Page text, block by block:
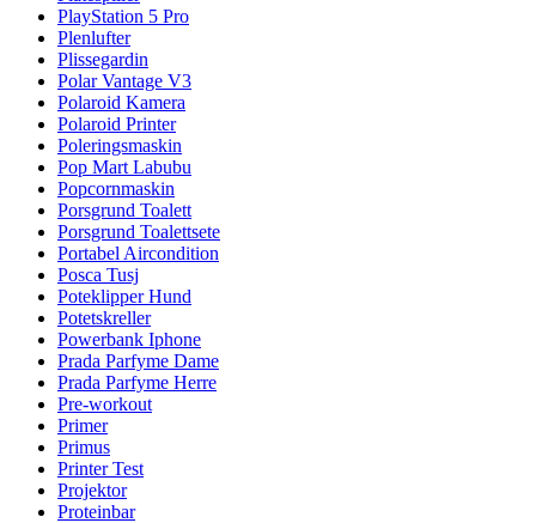
PlayStation 5 Pro
Plenlufter
Plissegardin
Polar Vantage V3
Polaroid Kamera
Polaroid Printer
Poleringsmaskin
Pop Mart Labubu
Popcornmaskin
Porsgrund Toalett
Porsgrund Toalettsete
Portabel Aircondition
Posca Tusj
Poteklipper Hund
Potetskreller
Powerbank Iphone
Prada Parfyme Dame
Prada Parfyme Herre
Pre-workout
Primer
Primus
Printer Test
Projektor
Proteinbar